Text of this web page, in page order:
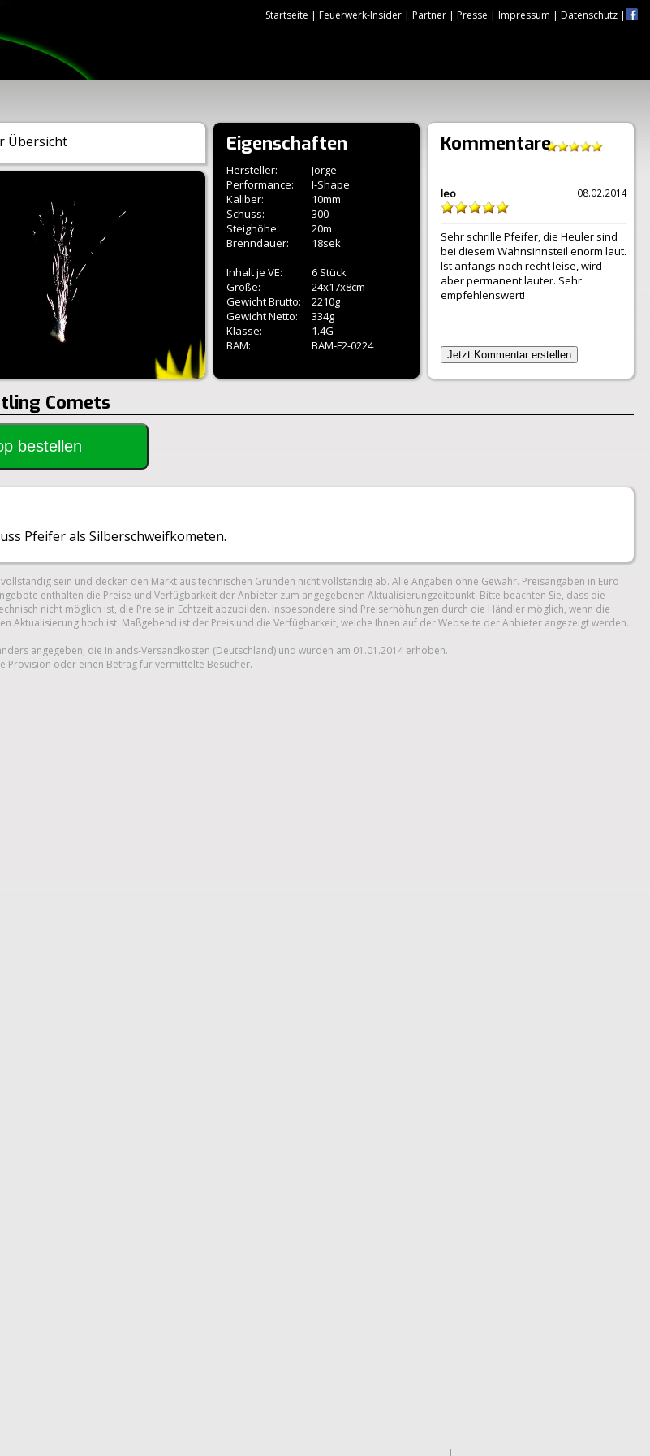
Startseite | Feuerwerk-Insider | Partner | Presse | Impressum | Datenschutz |
Übersicht Eigenschaften
Hersteller:
Jorge
Performance:
I-Shape
Kaliber:
10mm
Schuss:
300
Steighöhe:
20m
Brenndauer:
18sek
Inhalt je VE:
6 Stück
Größe:
24x17x8cm
Gewicht Brutto:
2210g
Gewicht Netto:
334g
Klasse:
1.4G
BAM:
BAM-F2-0224
Kommentare
leo 08.02.2014
Sehr schrille Pfeifer, die Heuler sind
bei diesem Wahnsinnsteil enorm laut.
Ist anfangs noch recht leise, wird
aber permanent lauter. Sehr
empfehlenswert!
Jetzt Kommentar erstellen
Comets
bestellen
Pfeifer als Silberschweifkometen.
sein und decken den Markt aus technischen Gründen nicht vollständig ab. Alle Angaben ohne Gewähr. Preisangaben in Euro
enthalten die Preise und Verfügbarkeit der Anbieter zum angegebenen Aktualisierungzeitpunkt. Bitte beachten Sie, dass die
nicht möglich ist, die Preise in Echtzeit abzubilden. Insbesondere sind Preiserhöhungen durch die Händler möglich, wenn die
Aktualisierung hoch ist. Maßgebend ist der Preis und die Verfügbarkeit, welche Ihnen auf der Webseite der Anbieter angezeigt werden.
angegeben, die Inlands-Versandkosten (Deutschland) und wurden am 01.01.2014 erhoben.
Provision oder einen Betrag für vermittelte Besucher.